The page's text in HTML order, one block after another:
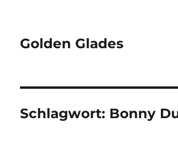
Golden Glades
Schlagwort: Bonny